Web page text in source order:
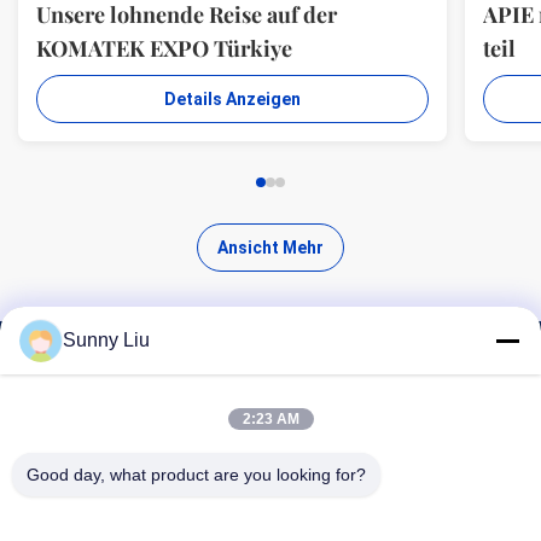
Unsere lohnende Reise auf der
KOMATEK EXPO Türkiye
Details Anzeigen
APIE
teil
Ansicht Mehr
Finde hochwertige Produkte
Sunny Liu
2:23 AM
Good day, what product are you looking for?